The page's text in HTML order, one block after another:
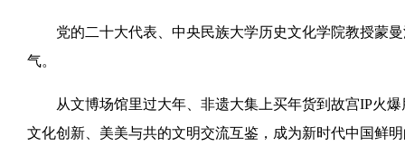
党的二十大代表、中央民族大学历史文化学院教授蒙曼
气。
从文博场馆里过大年、非遗大集上买年货到故宫IP火爆
文化创新、美美与共的文明交流互鉴，成为新时代中国鲜